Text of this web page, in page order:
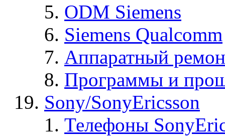
ODM Siemens
Siemens Qualcomm
Аппаратный
Программы и
Sony/SonyEricsson
Телефоны